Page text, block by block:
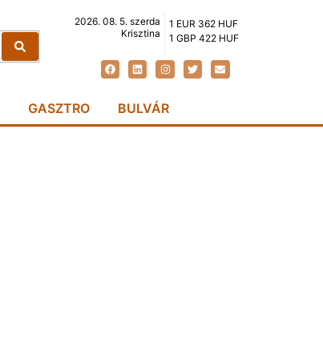
2026. 08. 5. szerda
Krisztina
1 EUR 362 HUF
1 GBP 422 HUF
GASZTRO BULVÁR